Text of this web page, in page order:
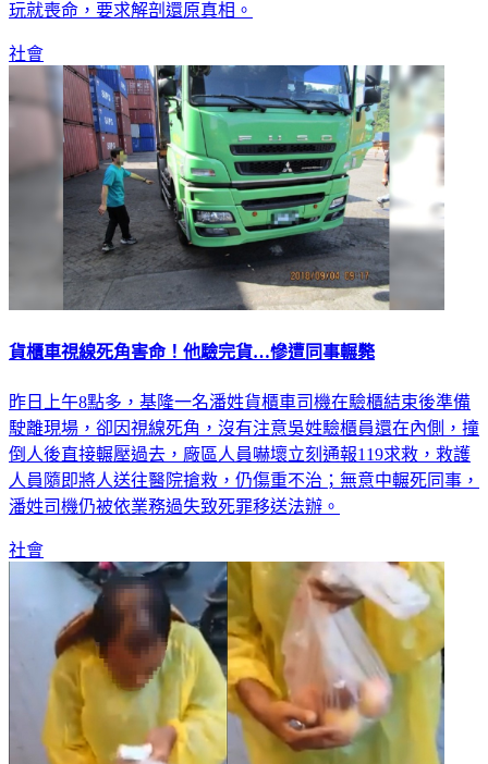
玩就喪命，要求解剖還原真相。
社會
貨櫃車視線死角害命！他驗完貨…慘遭同事輾斃
昨日上午8點多，基隆一名潘姓貨櫃車司機在驗櫃結束後準備
駛離現場，卻因視線死角，沒有注意吳姓驗櫃員還在內側，撞
倒人後直接輾壓過去，廠區人員嚇壞立刻通報119求救，救護
人員隨即將人送往醫院搶救，仍傷重不治；無意中輾死同事，
潘姓司機仍被依業務過失致死罪移送法辦。
社會